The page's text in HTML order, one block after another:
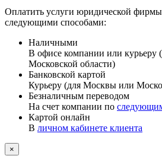
Оплатить услуги юридической
следующими способами:
Наличными
В офисе компании или курьеру
Московской области)
Банковской картой
Курьеру (для Москвы или
Безналичным переводом
На счет компании по
Картой онлайн
В личном кабинете клиента
×